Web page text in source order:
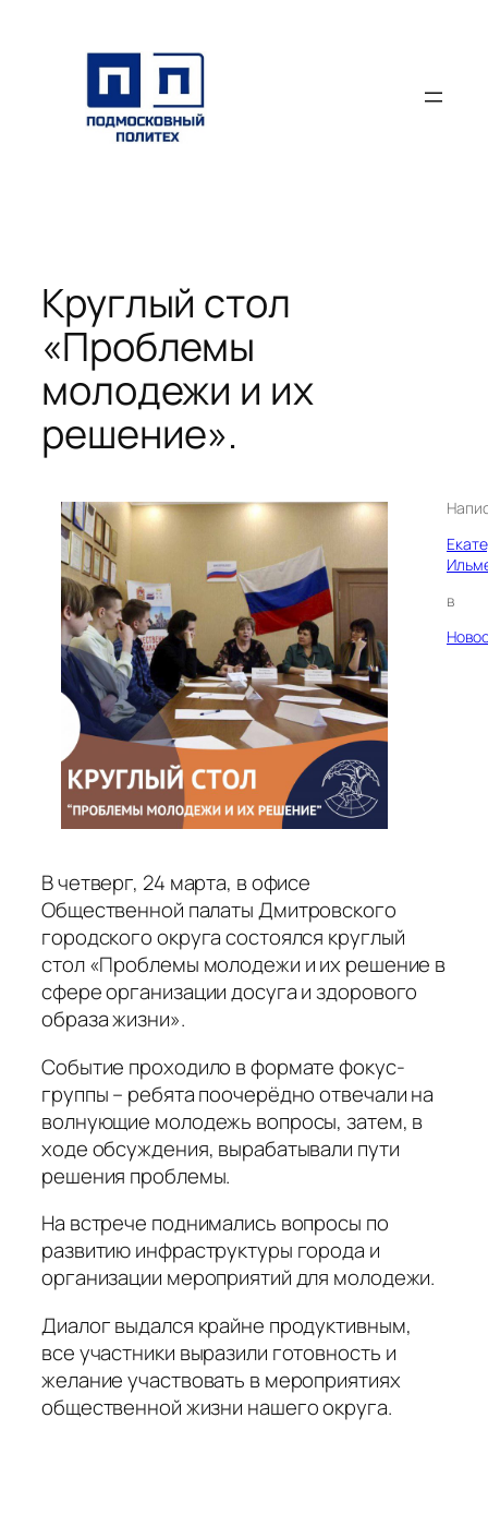
содержимому
Круглый стол
«Проблемы
молодежи и их
решение».
в
В четверг, 24 марта, в офисе
Общественной палаты Дмитровского
городского округа состоялся круглый
стол «Проблемы молодежи и их решение в
сфере организации досуга и здорового
образа жизни».
Событие проходило в формате фокус-
группы – ребята поочерёдно отвечали на
волнующие молодежь вопросы, затем, в
ходе обсуждения, вырабатывали пути
решения проблемы.
На встрече поднимались вопросы по
развитию инфраструктуры города и
организации мероприятий для молодежи.
Диалог выдался крайне продуктивным,
все участники выразили готовность и
желание участвовать в мероприятиях
общественной жизни нашего округа.